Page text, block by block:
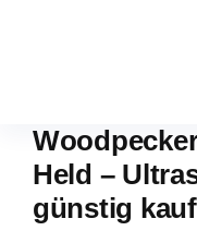
Held –
günstig